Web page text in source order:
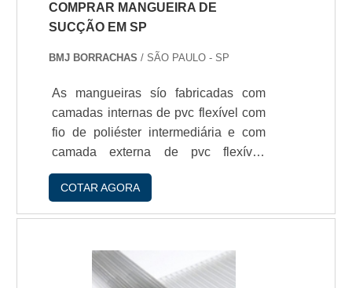
COMPRAR MANGUEIRA DE
SUCÇÃO EM SP
BMJ BORRACHAS / SÃO PAULO - SP
As mangueiras sío fabricadas com
camadas internas de pvc flexível com
fio de poliéster intermediária e com
camada externa de pvc flexível,
indicados para fornecimento e
abastecimento de água em
caminhões pipa, irrigaçío, cascalhos,
drenagem, construçío civil, entre
outros locais. O produto suporta
COTAR AGORA